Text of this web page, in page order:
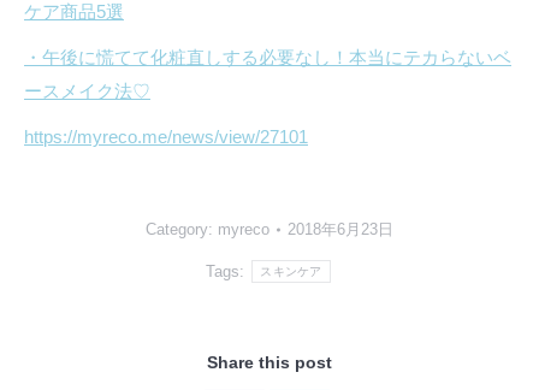
ケア商品5選
・午後に慌てて化粧直しする必要なし！本当にテカらないベ
ースメイク法♡
https://myreco.me/news/view/27101
Category: myreco 2018年6月23日
Tags: スキンケア
Share this post